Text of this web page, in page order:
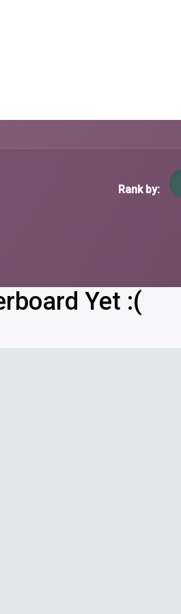
Rank by:
Yet :(